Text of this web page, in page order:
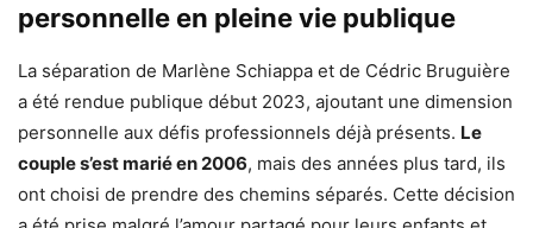
personnelle en pleine vie publique
La séparation de Marlène Schiappa et de Cédric Bruguière
a été rendue publique début 2023, ajoutant une dimension
personnelle aux défis professionnels déjà présents. Le
couple s’est marié en 2006, mais des années plus tard, ils
ont choisi de prendre des chemins séparés. Cette décision